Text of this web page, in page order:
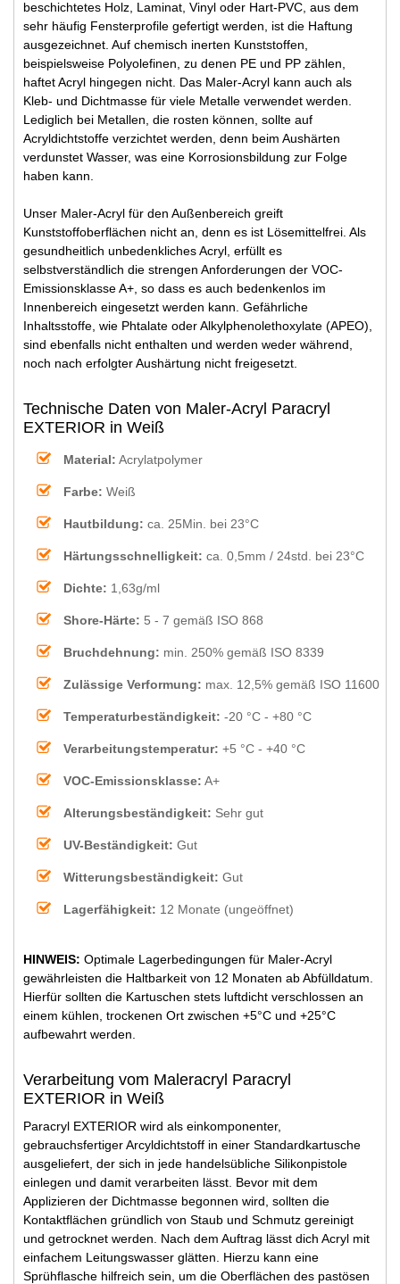
beschichtetes Holz, Laminat, Vinyl oder Hart-PVC, aus dem
sehr häufig Fensterprofile gefertigt werden, ist die Haftung
ausgezeichnet. Auf chemisch inerten Kunststoffen,
beispielsweise Polyolefinen, zu denen PE und PP zählen,
haftet Acryl hingegen nicht. Das Maler-Acryl kann auch als
Kleb- und Dichtmasse für viele Metalle verwendet werden.
Lediglich bei Metallen, die rosten können, sollte auf
Acryldichtstoffe verzichtet werden, denn beim Aushärten
verdunstet Wasser, was eine Korrosionsbildung zur Folge
haben kann.
Unser Maler-Acryl für den Außenbereich greift
Kunststoffoberflächen nicht an, denn es ist Lösemittelfrei. Als
gesundheitlich unbedenkliches Acryl, erfüllt es
selbstverständlich die strengen Anforderungen der VOC-
Emissionsklasse A+, so dass es auch bedenkenlos im
Innenbereich eingesetzt werden kann. Gefährliche
Inhaltsstoffe, wie Phtalate oder Alkylphenolethoxylate (APEO),
sind ebenfalls nicht enthalten und werden weder während,
noch nach erfolgter Aushärtung nicht freigesetzt.
Technische Daten von Maler-Acryl Paracryl
EXTERIOR in Weiß
Material: Acrylatpolymer
Farbe: Weiß
Hautbildung: ca. 25Min. bei 23°C
Härtungsschnelligkeit: ca. 0,5mm / 24std. bei 23°C
Dichte: 1,63g/ml
Shore-Härte: 5 - 7 gemäß ISO 868
Bruchdehnung: min. 250% gemäß ISO 8339
Zulässige Verformung: max. 12,5% gemäß ISO 11600
Temperaturbeständigkeit: -20 °C - +80 °C
Verarbeitungstemperatur: +5 °C - +40 °C
VOC-Emissionsklasse: A+
Alterungsbeständigkeit: Sehr gut
UV-Beständigkeit: Gut
Witterungsbeständigkeit: Gut
Lagerfähigkeit: 12 Monate (ungeöffnet)
HINWEIS: Optimale Lagerbedingungen für Maler-Acryl
gewährleisten die Haltbarkeit von 12 Monaten ab Abfülldatum.
Hierfür sollten die Kartuschen stets luftdicht verschlossen an
einem kühlen, trockenen Ort zwischen +5°C und +25°C
aufbewahrt werden.
Verarbeitung vom Maleracryl Paracryl
EXTERIOR in Weiß
Paracryl EXTERIOR wird als einkomponenter,
gebrauchsfertiger Arcyldichtstoff in einer Standardkartusche
ausgeliefert, der sich in jede handelsübliche Silikonpistole
einlegen und damit verarbeiten lässt. Bevor mit dem
Applizieren der Dichtmasse begonnen wird, sollten die
Kontaktflächen gründlich von Staub und Schmutz gereinigt
und getrocknet werden. Nach dem Auftrag lässt dich Acryl mit
einfachem Leitungswasser glätten. Hierzu kann eine
Sprühflasche hilfreich sein, um die Oberflächen des pastösen